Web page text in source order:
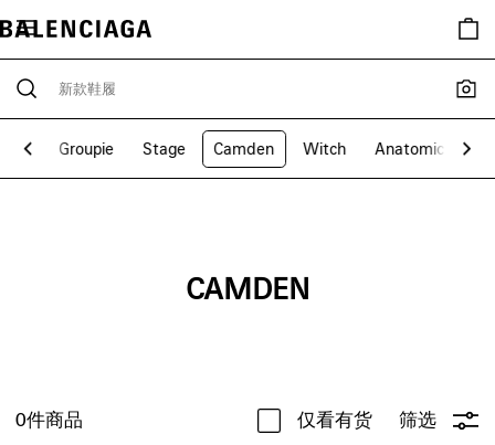
履 Groupie Stage Camden Witch Anatomic
CAMDEN
0件商品 仅看有货 筛选